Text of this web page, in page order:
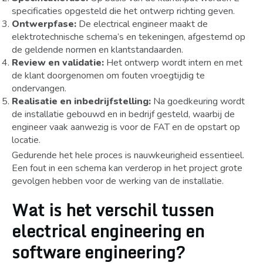
specificaties opgesteld die het ontwerp richting geven.
Ontwerpfase: De electrical engineer maakt de
elektrotechnische schema’s en tekeningen, afgestemd op
de geldende normen en klantstandaarden.
Review en validatie: Het ontwerp wordt intern en met
de klant doorgenomen om fouten vroegtijdig te
ondervangen.
Realisatie en inbedrijfstelling: Na goedkeuring wordt
de installatie gebouwd en in bedrijf gesteld, waarbij de
engineer vaak aanwezig is voor de FAT en de opstart op
locatie.
Gedurende het hele proces is nauwkeurigheid essentieel.
Een fout in een schema kan verderop in het project grote
gevolgen hebben voor de werking van de installatie.
Wat is het verschil tussen
electrical engineering en
software engineering?